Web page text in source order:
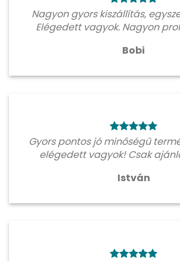
Nagyon gyors kiszállítás,
Elégedett vagyok. Nagyon
Bobi
Gyors pontos jó minőségű
elégedett vagyok! Csak
István